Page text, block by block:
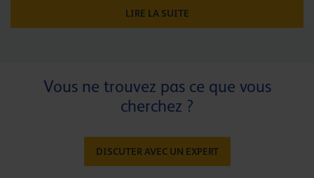
LIRE LA SUITE
Vous ne trouvez pas ce que vous
cherchez ?
DISCUTER AVEC UN EXPERT